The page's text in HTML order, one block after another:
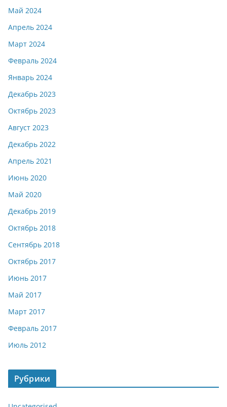
Май 2024
Апрель 2024
Март 2024
Февраль 2024
Январь 2024
Декабрь 2023
Октябрь 2023
Август 2023
Декабрь 2022
Апрель 2021
Июнь 2020
Май 2020
Декабрь 2019
Октябрь 2018
Сентябрь 2018
Октябрь 2017
Июнь 2017
Май 2017
Март 2017
Февраль 2017
Июль 2012
Рубрики